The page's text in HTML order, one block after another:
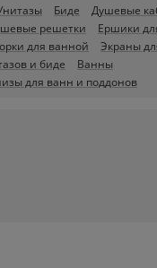
Биде
Душевые
решетки Ершики
для ванной Экраны
и биде
Ванны
для ванн и поддонов